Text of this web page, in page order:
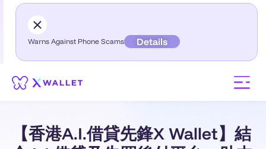
Warns Against Phone Scams Details
【香港A.I.借貸先鋒X Wallet】結